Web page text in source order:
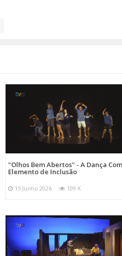
"Olhos Bem Abertos" - A Dança
Elemento de Inclusão
15 Junho 2026 109 K